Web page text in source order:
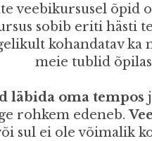
veebikursusel õpid
sobib eriti hästi
kohandatav
meie tublid
läbida oma tempos
rohkem edeneb.
sul ei ole võimalik